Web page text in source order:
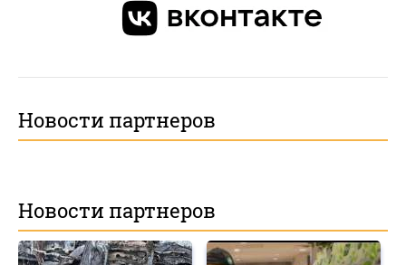
Новости партнеров
Новости партнеров